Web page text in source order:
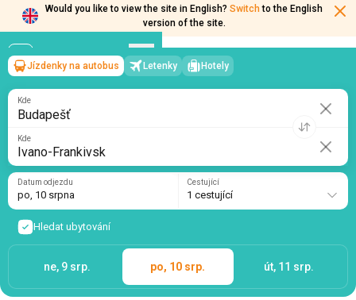
Would you like to view the site in English? Switch to the English
version of the site.
Budapešť→Ivano-Frankivsk
po, 10 srpna/1 cestující
Jízdenky na autobus Letenky Hotely
Kde
Kde
Datum odjezdu
po, 10 srpna
Cestující
1 cestující
Hledat ubytování
ne, 9 srp. po, 10 srp. út, 11 srp.